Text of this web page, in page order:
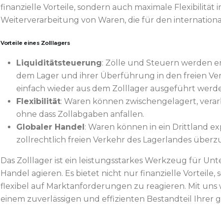
finanzielle Vorteile, sondern auch maximale Flexibilität
Weiterverarbeitung von Waren, die für den
Vorteile eines Zolllagers
Liquiditätsteuerung: Zölle und Steuern werden
dem Lager und ihrer Überführung in den freien
einfach wieder aus dem Zolllager ausgeführt
Flexibilität: Waren können zwischengelagert,
ohne dass Zollabgaben anfallen.
Globaler Handel : Waren können in ein Drittland
zollrechtlich freien Verkehr des Lagerlandes
Das Zolllager ist ein leistungsstarkes Werkzeug für
Handel agieren. Es bietet nicht nur finanzielle Vorteile,
flexibel auf Marktanforderungen zu reagieren. Mit uns
einem zuverlässigen und effizienten Bestandteil Ihrer